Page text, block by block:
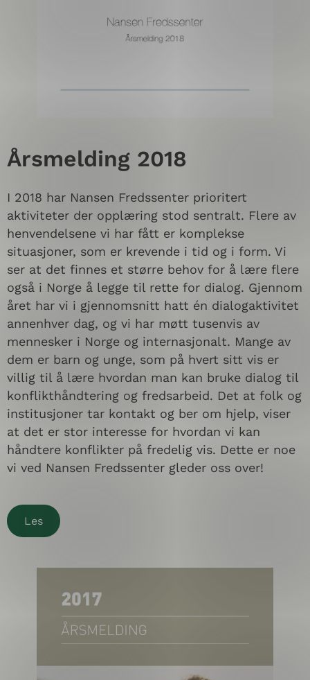
Årsmelding 2018
I 2018 har Nansen Fredssenter prioritert
aktiviteter der opplæring stod sentralt. Flere av
henvendelsene vi har fått er komplekse
situasjoner, som er krevende i tid og i form. Vi
ser at det finnes et større behov for å lære flere
også i Norge å legge til rette for dialog. Gjennom
året har vi i gjennomsnitt hatt én dialogaktivitet
annenhver dag, og vi har møtt tusenvis av
mennesker i Norge og internasjonalt. Mange av
dem er barn og unge, som på hvert sitt vis er
villig til å lære hvordan man kan bruke dialog til
konflikthåndtering og fredsarbeid. Det at folk og
institusjoner tar kontakt og ber om hjelp, viser
at det er stor interesse for hvordan vi kan
håndtere konflikter på fredelig vis. Dette er noe
vi ved Nansen Fredssenter gleder oss over!
Les